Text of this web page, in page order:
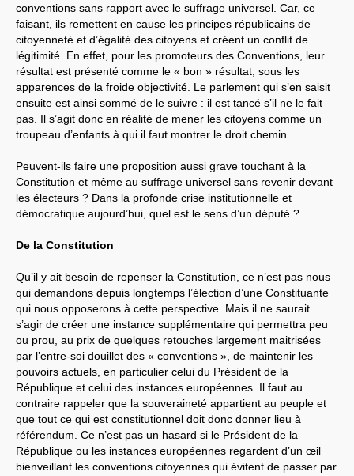
conventions sans rapport avec le suffrage universel. Car, ce
faisant, ils remettent en cause les principes républicains de
citoyenneté et d’égalité des citoyens et créent un conflit de
légitimité. En effet, pour les promoteurs des Conventions, leur
résultat est présenté comme le « bon » résultat, sous les
apparences de la froide objectivité. Le parlement qui s’en saisit
ensuite est ainsi sommé de le suivre : il est tancé s’il ne le fait
pas. Il s’agit donc en réalité de mener les citoyens comme un
troupeau d’enfants à qui il faut montrer le droit chemin.
Peuvent-ils faire une proposition aussi grave touchant à la
Constitution et même au suffrage universel sans revenir devant
les électeurs ? Dans la profonde crise institutionnelle et
démocratique aujourd’hui, quel est le sens d’un député ?
De la Constitution
Qu’il y ait besoin de repenser la Constitution, ce n’est pas nous
qui demandons depuis longtemps l’élection d’une Constituante
qui nous opposerons à cette perspective. Mais il ne saurait
s’agir de créer une instance supplémentaire qui permettra peu
ou prou, au prix de quelques retouches largement maitrisées
par l’entre-soi douillet des « conventions », de maintenir les
pouvoirs actuels, en particulier celui du Président de la
République et celui des instances européennes. Il faut au
contraire rappeler que la souveraineté appartient au peuple et
que tout ce qui est constitutionnel doit donc donner lieu à
référendum. Ce n’est pas un hasard si le Président de la
République ou les instances européennes regardent d’un œil
bienveillant les conventions citoyennes qui évitent de passer par